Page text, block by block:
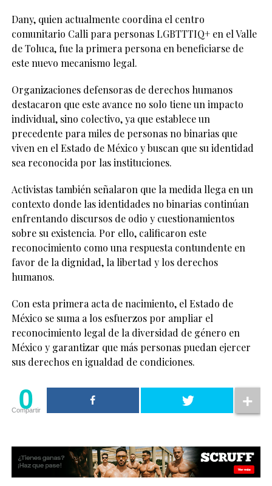
Dany, quien actualmente coordina el centro
comunitario Calli para personas LGBTTTIQ+ en el Valle
de Toluca, fue la primera persona en beneficiarse de
este nuevo mecanismo legal.
Organizaciones defensoras de derechos humanos
destacaron que este avance no solo tiene un impacto
individual, sino colectivo, ya que establece un
precedente para miles de personas no binarias que
viven en el Estado de México y buscan que su identidad
sea reconocida por las instituciones.
Activistas también señalaron que la medida llega en un
contexto donde las identidades no binarias continúan
enfrentando discursos de odio y cuestionamientos
sobre su existencia. Por ello, calificaron este
reconocimiento como una respuesta contundente en
favor de la dignidad, la libertad y los derechos
humanos.
Con esta primera acta de nacimiento, el Estado de
México se suma a los esfuerzos por ampliar el
reconocimiento legal de la diversidad de género en
México y garantizar que más personas puedan ejercer
sus derechos en igualdad de condiciones.
0
Compartir